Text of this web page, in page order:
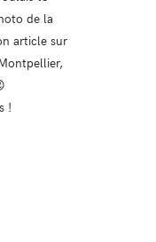
de la
article sur
!